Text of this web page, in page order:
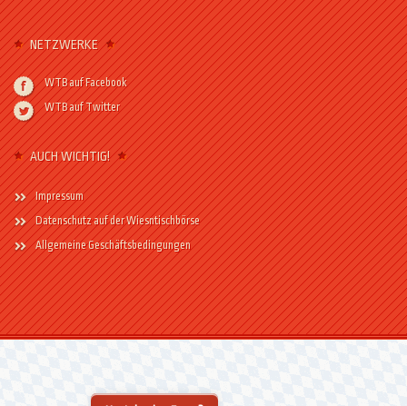
NETZWERKE
WTB auf Facebook
WTB auf Twitter
AUCH WICHTIG!
Impressum
Datenschutz auf der Wiesntischbörse
Allgemeine Geschäftsbedingungen